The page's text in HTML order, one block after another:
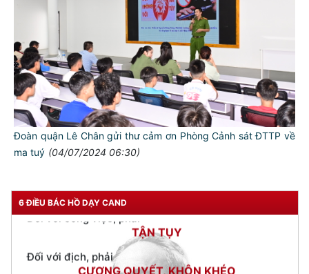
Đoàn quận Lê Chân gửi thư cảm ơn Phòng Cảnh sát ĐTTP về
ma tuý (04/07/2024 06:30)
6 ĐIỀU BÁC HỒ DẠY CAND
Đối với tự mình, phải
CẦN, KIỆM, LIÊM, CHÍNH
Đối với đồng sự, phải
THÂN ÁI GIÚP ĐỠ
Đối với chính phủ, phải
TUYỆT ĐỐI TRUNG THÀNH
Đối với nhân dân, phải
KÍNH TRỌNG LỄ PHÉP
Đối với địch, phải
CƯƠNG QUYẾT, KHÔN KHÉO
Trích thư Chủ tịch Hồ Chí Minh
gửi Công an Khu XII,
ngày 11 tháng 3 năm 1948.